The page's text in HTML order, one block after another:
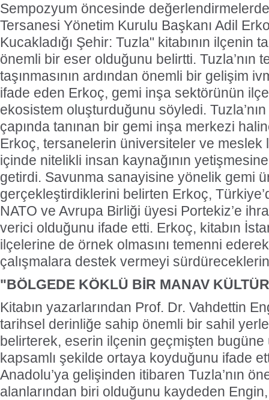
Sempozyum öncesinde
Tersanesi Yönetim Kurulu Başkanı Adil
Kucakladığı Şehir: Tuzla" kitabının ilçenin
önemli bir eser olduğunu belirtti. Tuzla’nın
taşınmasının ardından önemli bir gelişim
ifade eden Erkoç, gemi inşa sektörünün
ekosistem oluşturduğunu söyledi.
çapında tanınan bir gemi inşa merkezi
Erkoç, tersanelerin üniversiteler ve meslek
içinde nitelikli insan kaynağının
getirdi. Savunma sanayisine yönelik gemi
gerçekleştirdiklerini belirten Erkoç,
NATO ve Avrupa Birliği üyesi Portekiz’e
verici olduğunu ifade etti. Erkoç, kitabın
ilçelerine de örnek olmasını temenni
çalışmalara destek vermeyi
"BÖLGEDE KÖKLÜ BİR MANAV
Kitabın yazarlarından Prof. Dr. Vahdettin
tarihsel derinliğe sahip önemli bir sahil
belirterek, eserin ilçenin geçmişten
kapsamlı şekilde ortaya koyduğunu ifade
Anadolu’ya gelişinden itibaren Tuzla’nın
alanlarından biri olduğunu kaydeden